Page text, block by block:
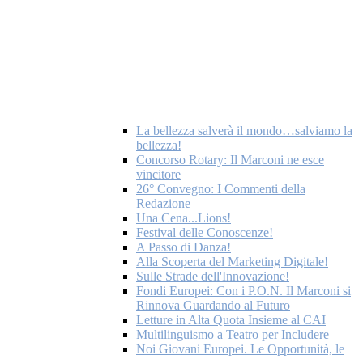
La bellezza salverà il mondo…salviamo la
bellezza!
Concorso Rotary: Il Marconi ne esce
vincitore
26° Convegno: I Commenti della
Redazione
Una Cena...Lions!
Festival delle Conoscenze!
A Passo di Danza!
Alla Scoperta del Marketing Digitale!
Sulle Strade dell'Innovazione!
Fondi Europei: Con i P.O.N. Il Marconi si
Rinnova Guardando al Futuro
Letture in Alta Quota Insieme al CAI
Multilinguismo a Teatro per Includere
Noi Giovani Europei. Le Opportunità, le